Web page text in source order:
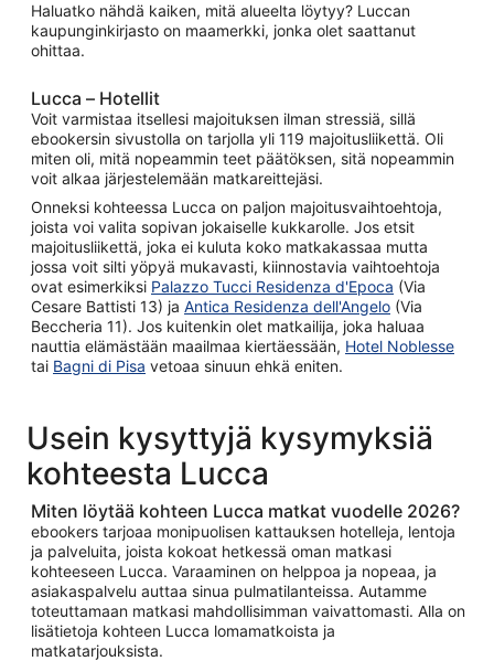
Haluatko nähdä kaiken, mitä alueelta löytyy? Luccan
kaupunginkirjasto on maamerkki, jonka olet saattanut
ohittaa.
Lucca – Hotellit
Voit varmistaa itsellesi majoituksen ilman stressiä, sillä
ebookersin sivustolla on tarjolla yli 119 majoitusliikettä. Oli
miten oli, mitä nopeammin teet päätöksen, sitä nopeammin
voit alkaa järjestelemään matkareittejäsi.
Onneksi kohteessa Lucca on paljon majoitusvaihtoehtoja,
joista voi valita sopivan jokaiselle kukkarolle. Jos etsit
majoitusliikettä, joka ei kuluta koko matkakassaa mutta
jossa voit silti yöpyä mukavasti, kiinnostavia vaihtoehtoja
ovat esimerkiksi Palazzo Tucci Residenza d'Epoca (Via
Cesare Battisti 13) ja Antica Residenza dell'Angelo (Via
Beccheria 11). Jos kuitenkin olet matkailija, joka haluaa
nauttia elämästään maailmaa kiertäessään, Hotel Noblesse
tai Bagni di Pisa vetoaa sinuun ehkä eniten.
Usein kysyttyjä kysymyksiä
kohteesta Lucca
Miten löytää kohteen Lucca matkat vuodelle 2026?
ebookers tarjoaa monipuolisen kattauksen hotelleja, lentoja
ja palveluita, joista kokoat hetkessä oman matkasi
kohteeseen Lucca. Varaaminen on helppoa ja nopeaa, ja
asiakaspalvelu auttaa sinua pulmatilanteissa. Autamme
toteuttamaan matkasi mahdollisimman vaivattomasti. Alla on
lisätietoja kohteen Lucca lomamatkoista ja
matkatarjouksista.